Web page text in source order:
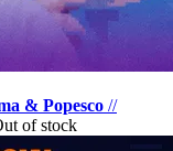
& Popesco //
of stock